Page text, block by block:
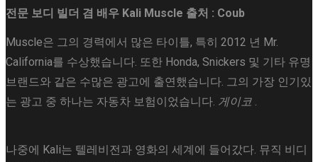
전문 보디 빌더 겸 배우 Kali Muscle 출처 : Coub
Muscle은 그의 경력에서 많은 타이틀, 특히 2012 년 Mr.
California를 수상했습니다. 또한 Honda, Snickers 및 기타 유명
브랜드와 같은 수많은 광고에 출연했습니다. 그의 가장 인기있
는 광고 중 하나는 자동차 보험이었습니다. 게이코 .
나중에 Kali는 텔레비전과 영화의 세계에 들어갔다. 뮤직 비디